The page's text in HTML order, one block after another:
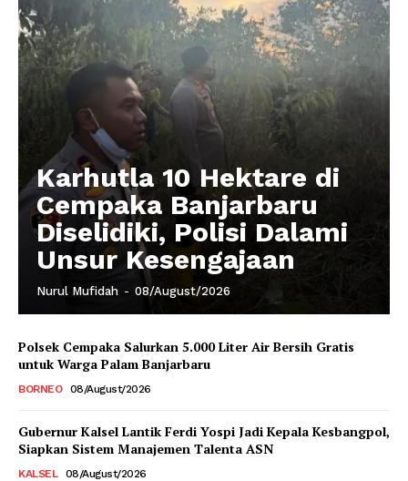
Karhutla 10 Hektare di
Cempaka Banjarbaru
Diselidiki, Polisi Dalami
Unsur Kesengajaan
Nurul Mufidah - 08/August/2026
Polsek Cempaka Salurkan 5.000 Liter Air Bersih Gratis
untuk Warga Palam Banjarbaru
BORNEO 08/August/2026
Gubernur Kalsel Lantik Ferdi Yospi Jadi Kepala Kesbangpol,
Siapkan Sistem Manajemen Talenta ASN
KALSEL 08/August/2026